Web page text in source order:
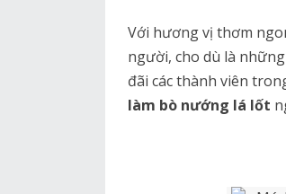
Với hương vị thơm
người, cho dù là
đãi các thành viên
làm bò nướng lá lốt